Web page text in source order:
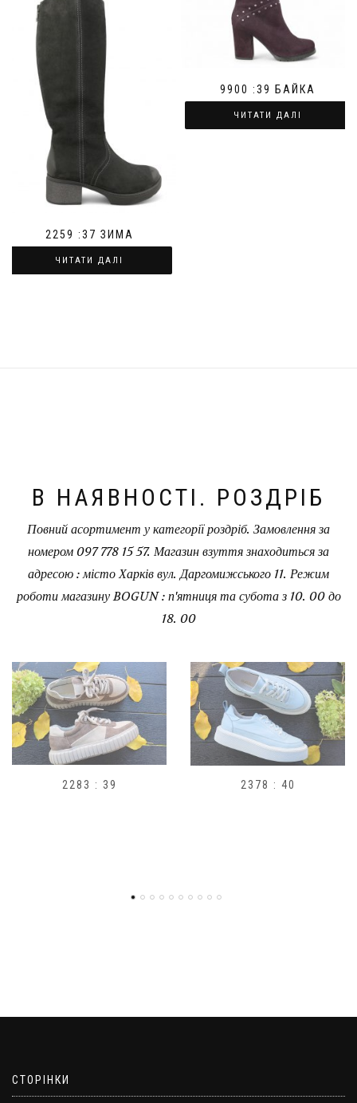
2259 :37 ЗИМА
ЧИТАТИ ДАЛІ
9900 :39 БАЙКА
ЧИТАТИ ДАЛІ
В НАЯВНОСТІ. РОЗДРІБ
Повний асортимент у категорії роздріб. Замовлення за
номером 097 778 15 57. Магазин взуття знаходиться за
адресою : місто Харків вул. Даргомижського 11. Режим
роботи магазину BOGUN : п'ятниця та субота з 10. 00 до
18. 00
2378 : 40 H1
СТОРІНКИ